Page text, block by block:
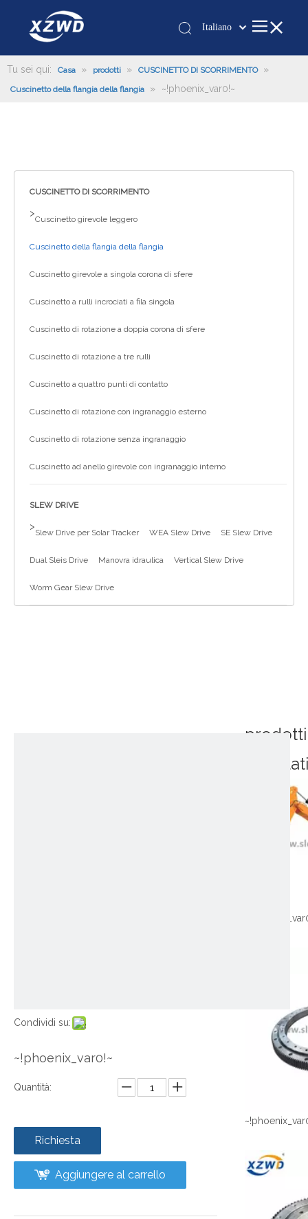
Italiano
românesc
Türk dili
Deutsch
Tu sei qui: Casa » prodotti » CUSCINETTO DI SCORRIMENTO »
Cuscinetto della flangia della flangia » ~!phoenix_var0!~
CUSCINETTO DI SCORRIMENTO
>
Cuscinetto girevole leggero
Cuscinetto della flangia della flangia
Cuscinetto girevole a singola corona di sfere
Cuscinetto a rulli incrociati a fila singola
Cuscinetto di rotazione a doppia corona di sfere
Cuscinetto di rotazione a tre rulli
Cuscinetto a quattro punti di contatto
Cuscinetto di rotazione con ingranaggio esterno
Cuscinetto di rotazione senza ingranaggio
Cuscinetto ad anello girevole con ingranaggio interno
SLEW DRIVE
>
Slew Drive per Solar Tracker WEA Slew Drive SE Slew Drive
Dual Sleis Drive Manovra idraulica Vertical Slew Drive
Worm Gear Slew Drive
Condividi su:
~!phoenix_var0!~
Quantità:
Richiesta
Aggiungere al carrello
prodotti
correlati